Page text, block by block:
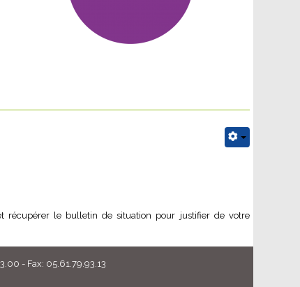
récupérer le bulletin de situation pour justifier de votre
- Fax: 05.61.79.93.13